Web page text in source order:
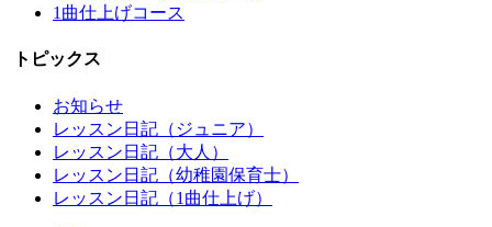
1曲仕上げコース
トピックス
お知らせ
レッスン日記（ジュニア）
レッスン日記（大人）
レッスン日記（幼稚園保育士）
レッスン日記（1曲仕上げ）